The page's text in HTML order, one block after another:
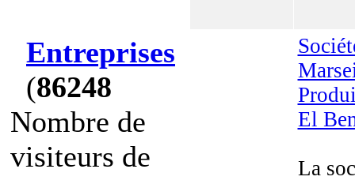
Entreprises
(86248
Nombre de
visiteurs de
El
La